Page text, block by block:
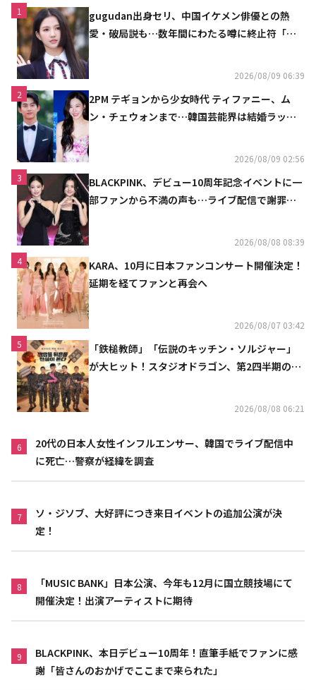
1
gugudan出身セリ、中国イケメン俳優との熱
愛・破局説も…数年間にわたる噂に終止符「邪
2026/08/09 06:39
2
2PM テギョンから少女時代 ティファニー、ム
ン・チェウォンまで…韓国芸能界は結婚ラッシ
2026/08/09 02:56
3
BLACKPINK、デビュー10周年記念イベントに一
部ファンから不満の声も…ライブ配信で謝罪
2026/08/08 08:39
4
KARA、10月に日本ファンコンサート開催決定！
延期を経てファンと再会へ
2026/08/07 03:42
5
「鉄槌教師」「伝説のキッチン・ソルジャー」
が大ヒット！スタジオドラゴン、第2四半期の売
2026/08/08 06:21
6
20代の日本人女性インフルエンサー、韓国でライブ配信中
に死亡…警察が経緯を調査
7
ソ・ジソブ、大好評につき来日イベントの追加公演が決
定！
8
「MUSIC BANK」日本公演、今年も12月に国立競技場にて
開催決定！出演アーティストに期待
9
BLACKPINK、本日デビュー10周年！直筆手紙でファンに感
謝「皆さんのおかげでここまで来られた」